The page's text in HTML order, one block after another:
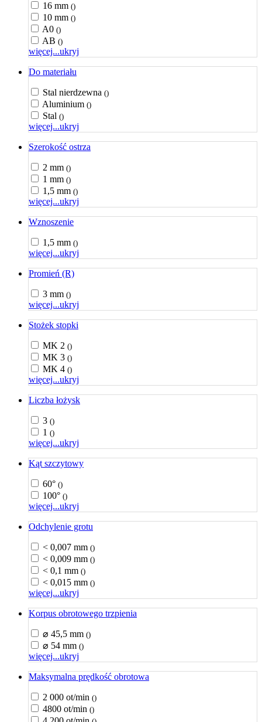
16 mm ()
10 mm ()
A0 ()
AB ()
więcej...ukryj
Do materiału
Stal nierdzewna ()
Aluminium ()
Stal ()
więcej...ukryj
Szerokość ostrza
2 mm ()
1 mm ()
1,5 mm ()
więcej...ukryj
Wznoszenie
1,5 mm ()
więcej...ukryj
Promień (R)
3 mm ()
więcej...ukryj
Stożek stopki
MK 2 ()
MK 3 ()
MK 4 ()
więcej...ukryj
Liczba łożysk
3 ()
1 ()
więcej...ukryj
Kąt szczytowy
60° ()
100° ()
więcej...ukryj
Odchylenie grotu
< 0,007 mm ()
< 0,009 mm ()
< 0,1 mm ()
< 0,015 mm ()
więcej...ukryj
Korpus obrotowego trzpienia
⌀ 45,5 mm ()
⌀ 54 mm ()
więcej...ukryj
Maksymalna prędkość obrotowa
2 000 ot/min ()
4800 ot/min ()